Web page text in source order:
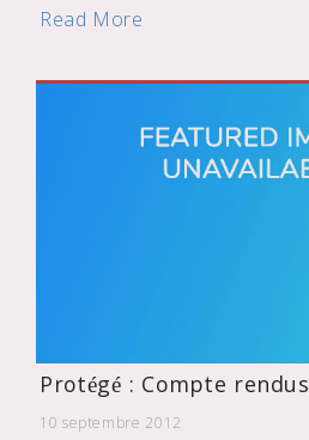
Read More
Protégé : Compte rendus
10 septembre 2012